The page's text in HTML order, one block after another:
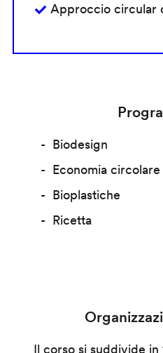
Approccio circular
Biodesign
Economia circolare
Bioplastiche
Ricetta
Il corso si suddivide in